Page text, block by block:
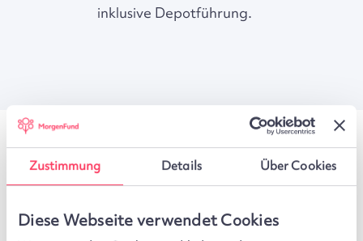
Zustimmung Details Über Cookies
Diese Webseite verwendet Cookies
inklusive Depotführung.
Unsere Leistungen
Attraktives Listing:Sichtbare Platzierung Ihrer